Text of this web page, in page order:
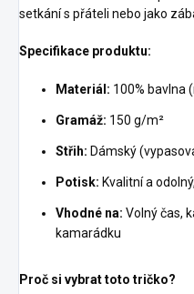
setkání s přáteli nebo jako
Specifikace produktu:
Materiál: 100% bavlna
Gramáž: 150 g/m²
Střih: Dámský
Potisk: Kvalitní a
Vhodné na: Volný čas,
kamarádku
Proč si vybrat toto tričko?